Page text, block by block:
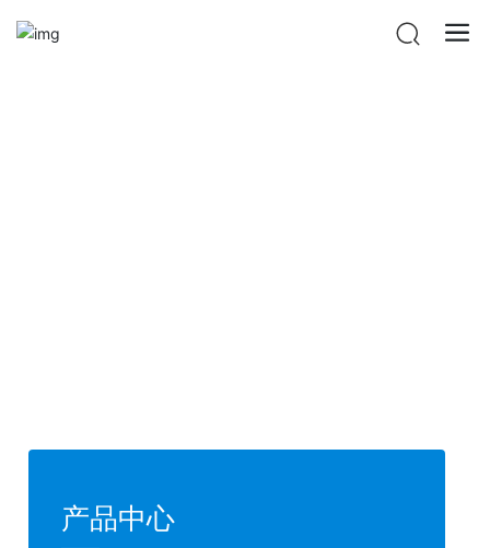
产品中心